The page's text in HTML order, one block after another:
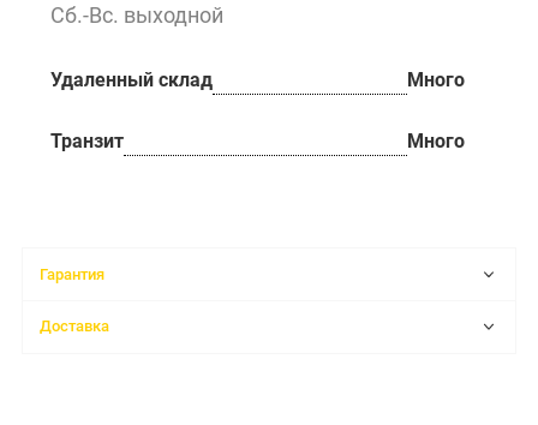
Сб.-Вс. выходной
Удаленный склад Много
Транзит Много
Гарантия
Доставка